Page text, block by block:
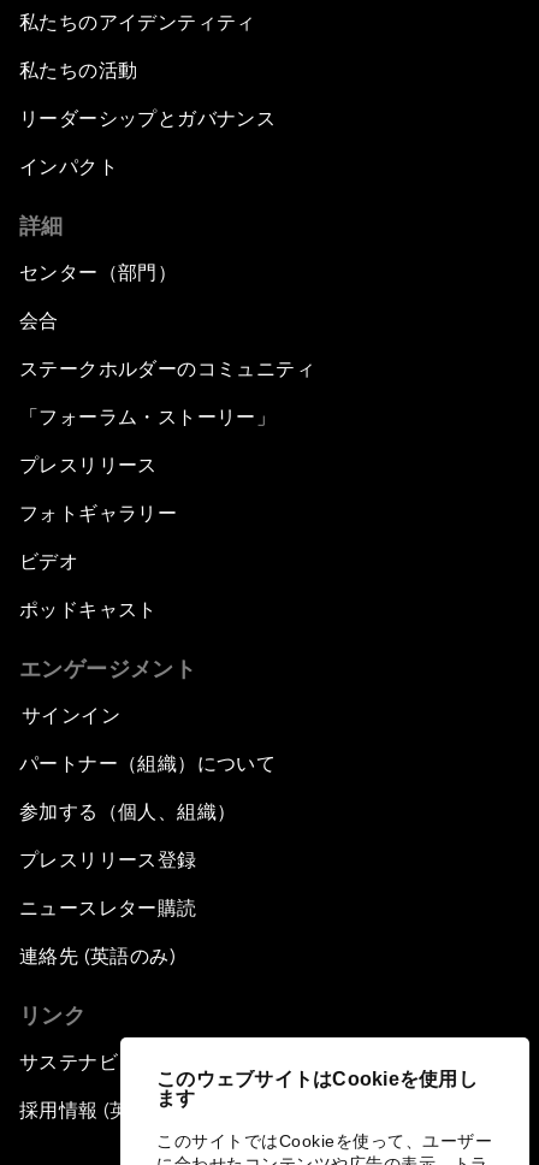
このウェブサイトはCookieを使用し
ます
このサイトではCookieを使って、ユーザー
私たちのアイデンティティ
私たちの活動
リーダーシップとガバナンス
インパクト
詳細
センター（部門）
会合
ステークホルダーのコミュニティ
「フォーラム・ストーリー」
プレスリリース
フォトギャラリー
ビデオ
ポッドキャスト
エンゲージメント
サインイン
パートナー（組織）について
参加する（個人、組織）
プレスリリース登録
ニュースレター購読
連絡先 (英語のみ)
リンク
サステナビリティへの取り組み
採用情報 (英語のみ)